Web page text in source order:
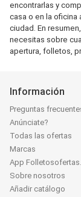
encontrarlas y
casa o en la oficina
ciudad. En
necesitas sobre
apertura, folletos,
Información
Preguntas
Anúnciate?
Todas las ofertas
Marcas
App
Sobre nosotros
Añadir catálogo